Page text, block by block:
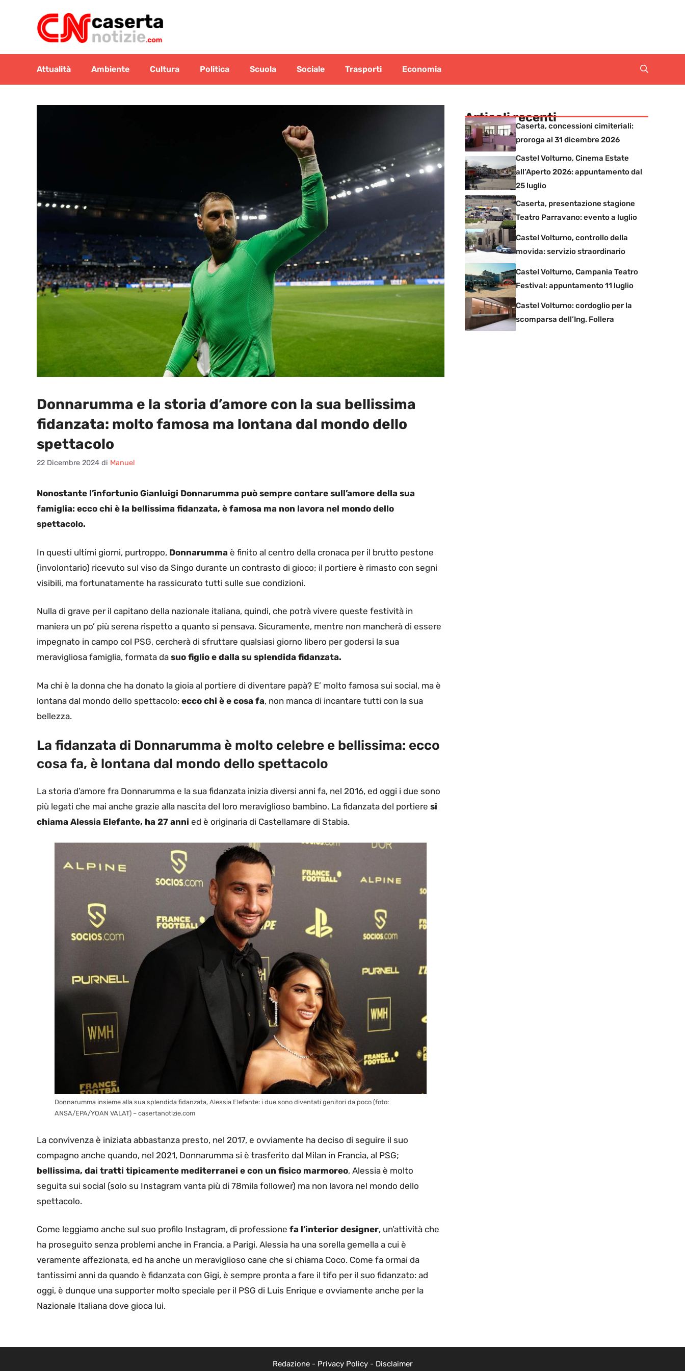
contenuto
Attualità Ambiente Cultura Politica Scuola Sociale Trasporti Economia
Donnarumma e la storia d’amore con la sua bellissima
fidanzata: molto famosa ma lontana dal mondo dello
spettacolo
22 Dicembre 2024 di Manuel
Nonostante l’infortunio Gianluigi Donnarumma può sempre contare sull’amore della sua
famiglia: ecco chi è la bellissima fidanzata, è famosa ma non lavora nel mondo dello
spettacolo.
In questi ultimi giorni, purtroppo, Donnarumma è finito al centro della cronaca per il brutto pestone
(involontario) ricevuto sul viso da Singo durante un contrasto di gioco; il portiere è rimasto con segni
visibili, ma fortunatamente ha rassicurato tutti sulle sue condizioni.
Nulla di grave per il capitano della nazionale italiana, quindi, che potrà vivere queste festività in
maniera un po’ più serena rispetto a quanto si pensava. Sicuramente, mentre non mancherà di essere
impegnato in campo col PSG, cercherà di sfruttare qualsiasi giorno libero per godersi la sua
meravigliosa famiglia, formata da suo figlio e dalla su splendida fidanzata.
Ma chi è la donna che ha donato la gioia al portiere di diventare papà? E’ molto famosa sui social, ma è
lontana dal mondo dello spettacolo: ecco chi è e cosa fa, non manca di incantare tutti con la sua
bellezza.
La fidanzata di Donnarumma è molto celebre e bellissima: ecco
cosa fa, è lontana dal mondo dello spettacolo
La storia d’amore fra Donnarumma e la sua fidanzata inizia diversi anni fa, nel 2016, ed oggi i due sono
più legati che mai anche grazie alla nascita del loro meraviglioso bambino. La fidanzata del portiere si
chiama Alessia Elefante, ha 27 anni ed è originaria di Castellamare di Stabia.
Donnarumma insieme alla sua splendida fidanzata, Alessia Elefante: i due sono diventati genitori da poco (foto:
ANSA/EPA/YOAN VALAT) – casertanotizie.com
La convivenza è iniziata abbastanza presto, nel 2017, e ovviamente ha deciso di seguire il suo
compagno anche quando, nel 2021, Donnarumma si è trasferito dal Milan in Francia, al PSG;
bellissima, dai tratti tipicamente mediterranei e con un fisico marmoreo, Alessia è molto
seguita sui social (solo su Instagram vanta più di 78mila follower) ma non lavora nel mondo dello
spettacolo.
Come leggiamo anche sul suo profilo Instagram, di professione fa l’interior designer, un’attività che
ha proseguito senza problemi anche in Francia, a Parigi. Alessia ha una sorella gemella a cui è
veramente affezionata, ed ha anche un meraviglioso cane che si chiama Coco. Come fa ormai da
tantissimi anni da quando è fidanzata con Gigi, è sempre pronta a fare il tifo per il suo fidanzato: ad
oggi, è dunque una supporter molto speciale per il PSG di Luis Enrique e ovviamente anche per la
Nazionale Italiana dove gioca lui.
Articoli recenti
Caserta, concessioni cimiteriali:
proroga al 31 dicembre 2026
Castel Volturno, Cinema Estate
all’Aperto 2026: appuntamento dal
25 luglio
Caserta, presentazione stagione
Teatro Parravano: evento a luglio
Castel Volturno, controllo della
movida: servizio straordinario
Castel Volturno, Campania Teatro
Festival: appuntamento 11 luglio
Castel Volturno: cordoglio per la
scomparsa dell’Ing. Follera
Redazione- Privacy Policy- Disclaimer